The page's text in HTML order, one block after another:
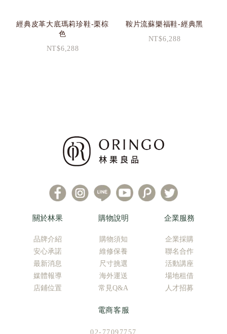
經典皮革大底瑪莉珍鞋-栗棕
色
NT$6,288
鞍片流蘇樂福鞋-經典黑
NT$6,288
關於林果
品牌介紹
安心承諾
最新消息
媒體報導
店鋪位置
購物說明
購物須知
維修保養
尺寸挑選
海外運送
常見Q&A
企業服務
企業採購
聯名合作
活動講座
場地租借
人才招募
電商客服
02-77097757